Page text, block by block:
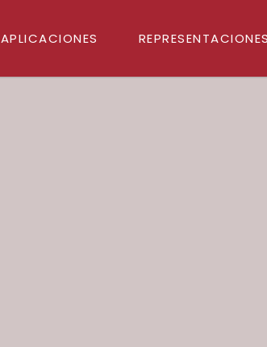
APLICACIONES REPRESENTACIONES